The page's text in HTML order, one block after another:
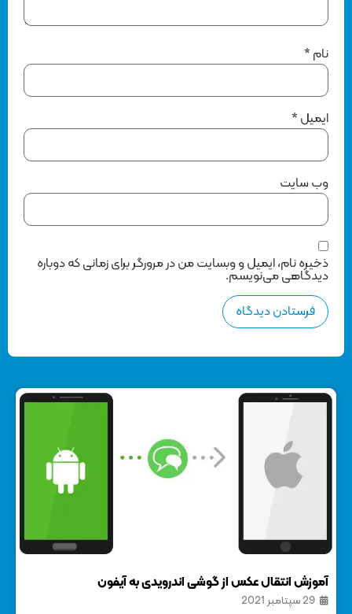
*
ایمیل*
وب‌ سایت
ذخیره نام، ایمیل و وبسایت من در مرورگر برای زمانی که دوباره
دیدگاهی می‌نویسم.
آموزش انتقال عکس از گوشی اندرویدی به آیفون
29 سپتامبر 2021